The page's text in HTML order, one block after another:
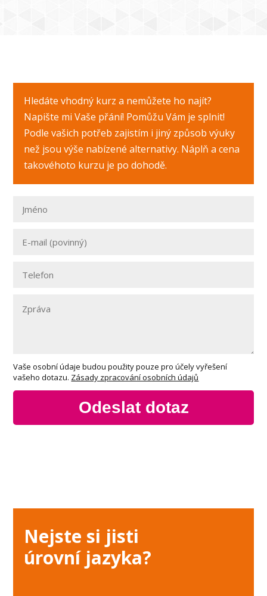
Hledáte vhodný kurz a nemůžete ho najít?
Napište mi Vaše přání! Pomůžu Vám je splnit!
Podle vašich potřeb zajistím i jiný způsob výuky
než jsou výše nabízené alternativy. Náplň a cena
takovéhoto kurzu je po dohodě.
Vaše osobní údaje budou použity pouze pro účely vyřešení
vašeho dotazu. Zásady zpracování osobních údajů
Odeslat dotaz
Nejste si jisti
úrovní jazyka?